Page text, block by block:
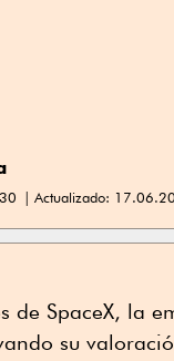
Actualizado:
de SpaceX, la
su